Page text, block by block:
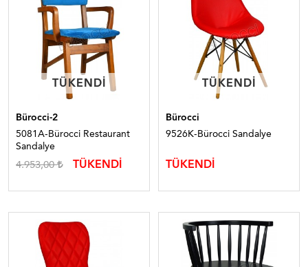
TÜKENDI
TÜKENDI
Bürocci-2
5081A-Bürocci Restaurant
Sandalye
4.953,00 TÜKENDİ
TÜKENDI
TÜKENDI
Bürocci
9526K-Bürocci Sandalye
TÜKENDİ